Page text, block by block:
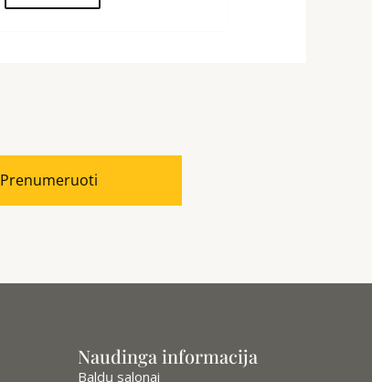
Prenumeruoti
Naudinga informacija
Baldų salonai